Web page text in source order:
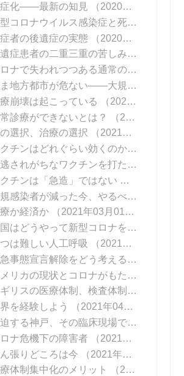
症化――最新の知見
（2020年11月23日 掲載）
第28回 新型コロナウイルス感染症と死
（2020年
者の後遺症の実態
（2020年12月07日 掲載）
第30回 後遺症患者の二重三重の苦しみ
（2020年
第31回 コロナで失われつつある通常の診療
第32回 いま地方都市が危ない――大規模院内クラスターはなぜ起こるのか
崩壊は起こっている
（2021年01月11日 掲載）
診療ができないとは？
（2021年01月18日 掲載）
選択、治療の選択
（2021年01月25日 掲載）
第36回 ワクチンはどれぐらい効くのか？
第37回 見逃されがちなワクチンを打たないリスク
第38回 ワクチンは「急造」ではない
（2021年02
第39回 新規感染者が減った今、やるべきこと
か経済か
（2021年03月01日 掲載）
第41回 中国はどうやって新型コロナを抑え込んだのか
は難しい人工呼吸
（2021年03月15日 掲載）
第43回 緊急事態宣言解除をどう考えるか
第44回 アメリカの現状とコロナがもたらしたイノベーション
第45回 イギリスの医療体制、検査体制
（2021年
を経験しよう
（2021年04月12日 掲載）
第47回 緊迫する神戸、その臨床現場では
ナ危機下の障害者
（2021年04月26日 掲載）
張りどころは今
（2021年05月03日 掲載）
体制集中化のメリット
（2021年05月10日 掲載）